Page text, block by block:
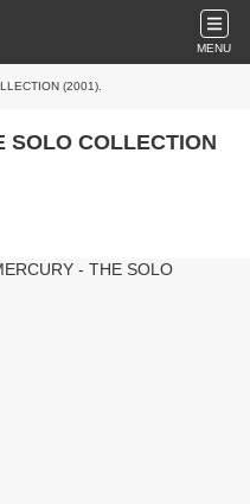
MENU
(2001).
SOLO COLLECTION